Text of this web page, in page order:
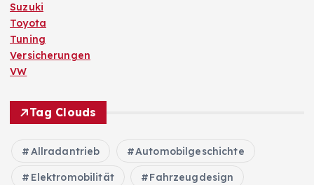
Suzuki
Toyota
Tuning
Versicherungen
VW
Tag Clouds
Allradantrieb Automobilgeschichte
Elektromobilität Fahrzeugdesign